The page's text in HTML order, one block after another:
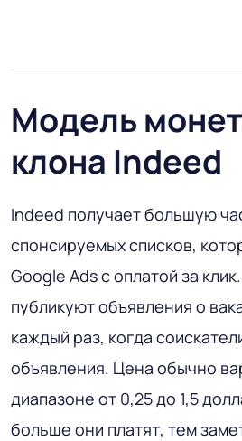
Модель
клона Indeed
Indeed получает большую
спонсируемых списков,
Google Ads с оплатой за
публикуют объявления о
каждый раз, когда
объявления. Цена обычно
диапазоне от 0,25 до 1,5
больше они платят, тем